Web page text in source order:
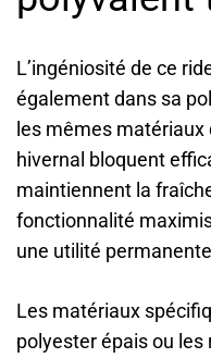
L’ingéniosité de ce
également dans sa
les mêmes
hivernal bloquent
maintiennent la
fonctionnalité
une utilité
Les matériaux
polyester épais ou